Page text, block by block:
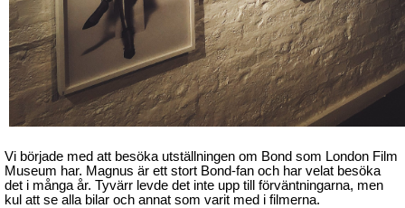
Vi började med att besöka utställningen om Bond som London Film
Museum har. Magnus är ett stort Bond-fan och har velat besöka
det i många år. Tyvärr levde det inte upp till förväntningarna, men
kul att se alla bilar och annat som varit med i filmerna.